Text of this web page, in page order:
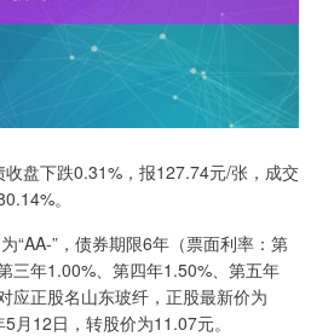
盘下跌0.31%，报127.74元/张，成交
。
“AA-”，债券期限6年（票面利率：第
三年1.00%、第四年1.50%、第五年
应正股名山东玻纤，正股最新价为
月12日，转股价为11.07元。